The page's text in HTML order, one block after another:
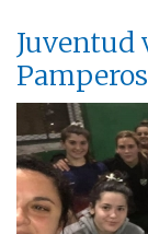
Pamperos